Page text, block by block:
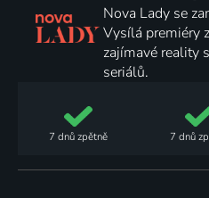
Nova Lady se
Vysílá premiéry
zajímavé reality
seriálů.
7 dnůzpětně 7 dnů